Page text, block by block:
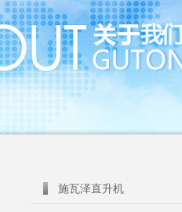
施瓦泽直升机